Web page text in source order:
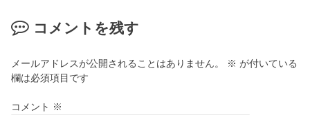
コメントを残す
メールアドレスが公開されることはありません。 ※ が付いている
欄は必須項目です
コメント ※